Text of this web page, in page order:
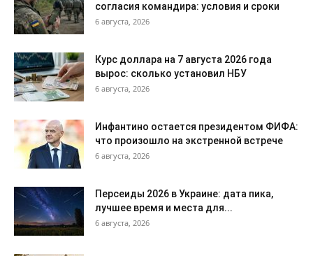
согласия командира: условия и сроки
6 августа, 2026
Курс доллара на 7 августа 2026 года
вырос: сколько установил НБУ
6 августа, 2026
Инфантино остается президентом ФИФА:
что произошло на экстренной встрече
6 августа, 2026
Персеиды 2026 в Украине: дата пика,
лучшее время и места для...
6 августа, 2026